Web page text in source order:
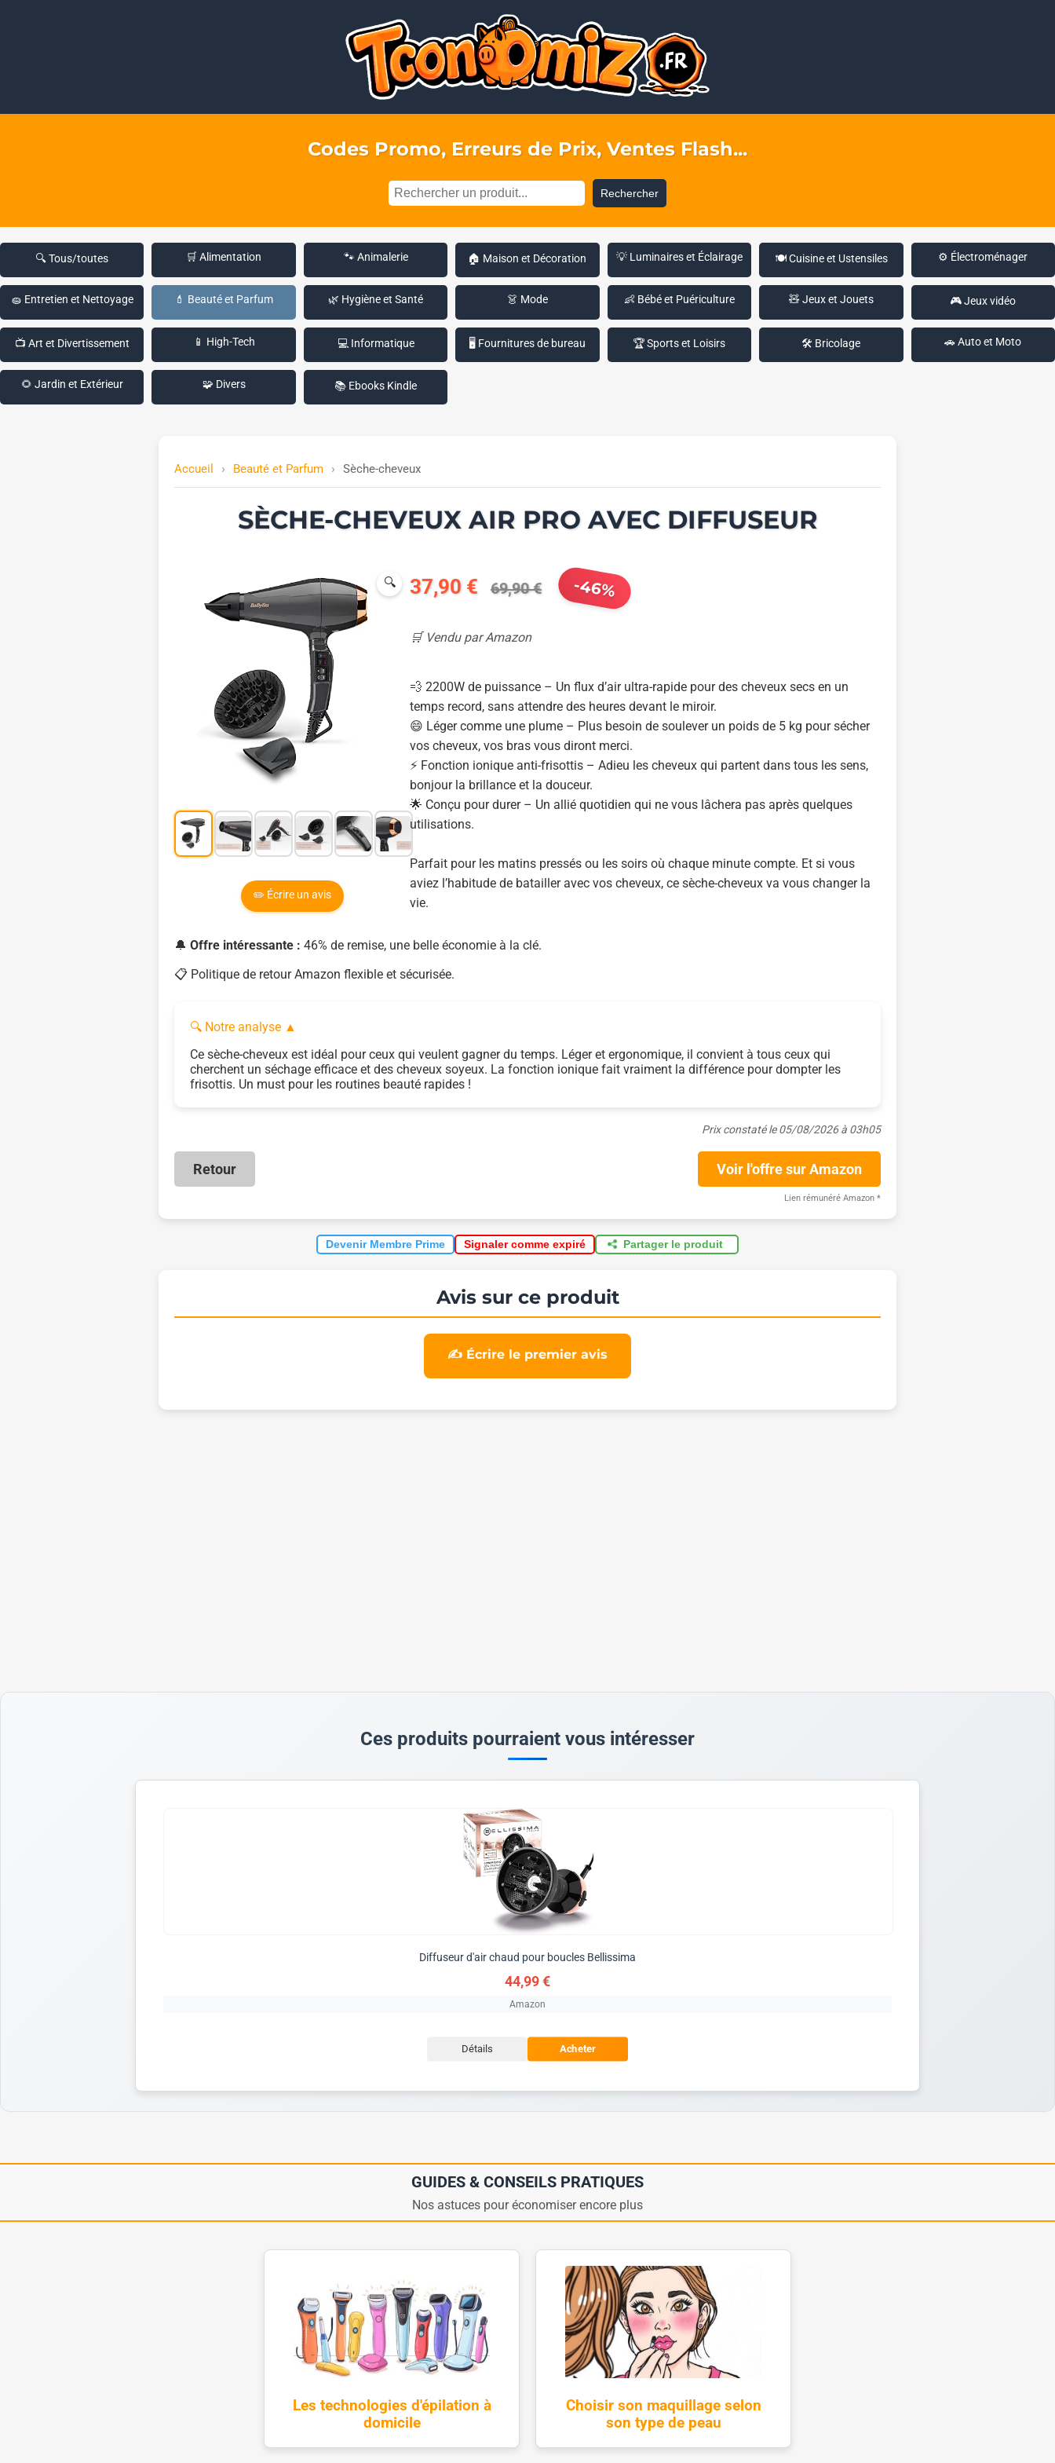
Codes Promo, Erreurs de Prix, Ventes Flash...
Rechercher
🔍 Tous/toutes 🛒 Alimentation 🐾 Animalerie 🏠 Maison et Décoration 💡 Luminaires et Éclairage 🍽️ Cuisine et Ustensiles ⚙️ Électroménager
🧽 Entretien et Nettoyage 💄 Beauté et Parfum 🌿 Hygiène et Santé 👗 Mode 👶 Bébé et Puériculture 🧸 Jeux et Jouets 🎮 Jeux vidéo
📺 Art et Divertissement 📱 High-Tech 💻 Informatique 🖥️ Fournitures de bureau 🏆 Sports et Loisirs 🛠️ Bricolage 🚗 Auto et Moto
🌻 Jardin et Extérieur 🧩 Divers 📚 Ebooks Kindle
Accueil Beauté et Parfum Sèche-cheveux
SÈCHE-CHEVEUX AIR PRO AVEC DIFFUSEUR
🔍
✏️ Écrire un avis
37,90 € 69,90 € -46%
🛒 Vendu par Amazon
💨 2200W de puissance – Un flux d’air ultra-rapide pour des cheveux secs en un
temps record, sans attendre des heures devant le miroir.
😄 Léger comme une plume – Plus besoin de soulever un poids de 5 kg pour sécher
vos cheveux, vos bras vous diront merci.
⚡ Fonction ionique anti-frisottis – Adieu les cheveux qui partent dans tous les sens,
bonjour la brillance et la douceur.
🌟 Conçu pour durer – Un allié quotidien qui ne vous lâchera pas après quelques
utilisations.
Parfait pour les matins pressés ou les soirs où chaque minute compte. Et si vous
aviez l’habitude de batailler avec vos cheveux, ce sèche-cheveux va vous changer la
vie.
🔔 Offre intéressante : 46% de remise, une belle économie à la clé.
📋 Politique de retour Amazon flexible et sécurisée.
🔍 Notre analyse ▲
Ce sèche-cheveux est idéal pour ceux qui veulent gagner du temps. Léger et ergonomique, il convient à tous ceux qui
cherchent un séchage efficace et des cheveux soyeux. La fonction ionique fait vraiment la différence pour dompter les
frisottis. Un must pour les routines beauté rapides !
Prix constaté le 05/08/2026 à 03h05
Retour Voir l'offre sur Amazon
Lien rémunéré Amazon *
Devenir Membre Prime Signaler comme expiré Partager le produit
Avis sur ce produit
✍️ Écrire le premier avis
Ces produits pourraient vous intéresser
Diffuseur d'air chaud pour boucles Bellissima
44,99 €
Amazon
Détails Acheter
GUIDES & CONSEILS PRATIQUES
Nos astuces pour économiser encore plus
Les technologies d'épilation à
domicile
Choisir son maquillage selon
son type de peau